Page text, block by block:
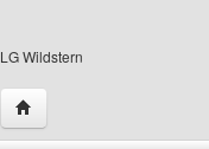
LG Wildstern
Website dieses